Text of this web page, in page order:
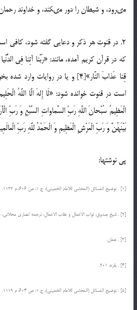
مى‏رود، و شیطان را دور مى‏کند، و خداوند
2. در قنوت هر ذکر و دعایی گفته شود، کافى
که در قرآن کریم آمده، مانند: «رَبَّنا آتِنا فِی
قِنا عَذابَ النَّار»[4] و یا در روایات
است در قنوت خوانده شود: «لَا إِلهَ الَّا اللَّهُ الْحَلِیمُ
الْعَظِیمُ سُبْحانَ اللَّهِ رَبِّ السَّماواتِ السَّبْعِ وَ رَبِّ
بَیْنَهُنَّ وَ رَبِّ الْعَرْشِ الْعَظِیمِ وَ الْحَمْدُ للَّهِ رَبِّ
پی نوشتها:
[1] . توضیح المسائل (المحشی للامام الخمینی)، ج 1، ص 606، م 1122.
[2] . شیخ صدوق، ثواب الاعمال و عقاب الاعمال، ترجمه انصارى محلاتى، محمد رضا، ص 315
[3] . همان.
[4] . بقره، 201.
[5] . توضیح المسائل (المحشی للامام الخمینی)، ج 1، ص 604، م 1119.